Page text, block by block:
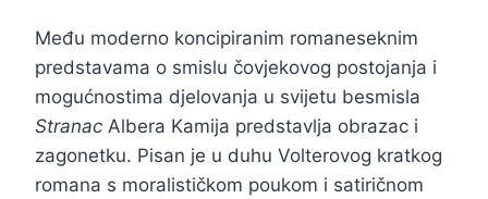
Među moderno koncipiranim romaneseknim
predstavama o smislu čovjekovog postojanja i
mogućnostima djelovanja u svijetu besmisla
Stranac Albera Kamija predstavlja obrazac i
zagonetku. Pisan je u duhu Volterovog kratkog
romana s moralističkom poukom i satiričnom